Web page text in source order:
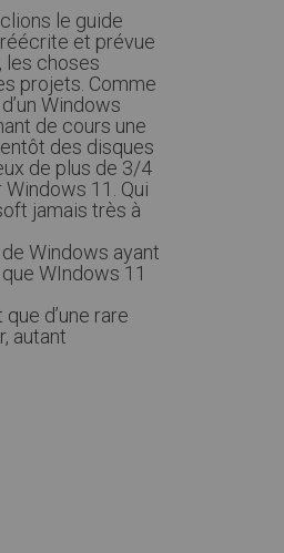
le guide
et prévue
les choses
projets. Comme
Windows
de cours une
des disques
de plus de 3/4
11. Qui
jamais très à
Windows ayant
WIndows 11
d’une rare
autant